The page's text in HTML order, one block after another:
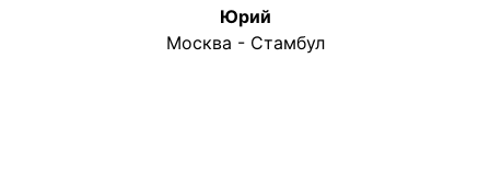
Юрий
Москва - Стамбул